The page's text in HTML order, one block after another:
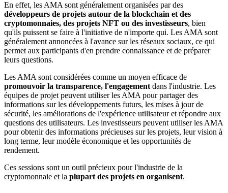
En effet, les AMA sont généralement organisées par des
développeurs de projets autour de la blockchain et des
cryptomonnaies, des projets NFT ou des investisseurs, bien
qu'ils puissent se faire à l'initiative de n'importe qui. Les AMA sont
généralement annoncées à l'avance sur les réseaux sociaux, ce qui
permet aux participants d'en prendre connaissance et de préparer
leurs questions.
Les AMA sont considérées comme un moyen efficace de
promouvoir la transparence, l'engagementdans l'industrie. Les
équipes de projet peuvent utiliser les AMA pour partager des
informations sur les développements futurs, les mises à jour de
sécurité, les améliorations de l'expérience utilisateur et répondre aux
questions des utilisateurs. Les investisseurs peuvent utiliser les AMA
pour obtenir des informations précieuses sur les projets, leur vision à
long terme, leur modèle économique et les opportunités de
rendement.
Ces sessions sont un outil précieux pour l'industrie de la
cryptomonnaie et la plupart des projets en organisent.